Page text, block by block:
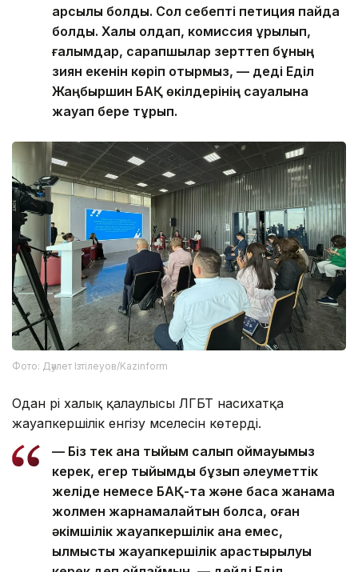
қарсылық болды. Сол себепті петиция пайда
болды. Халық қолдап, комиссия құрылып,
ғалымдар, сарапшылар зерттеп бұның
зиян екенін көріп отырмыз, — деді Еділ
Жаңбыршин БАҚ өкілдерінің сауалына
жауап бере тұрып.
Фото: Дәулет Ізтілеуов/Kazinform
Одан әрі халық қалаулысы ЛГБТ насихатқа
жауапкершілік енгізу мәселесін көтерді.
— Біз тек қана тыйым салып қоймауымыз
керек, егер тыйымды бұзып әлеуметтік
желіде немесе БАҚ-та және басқа жанама
жолмен жарнамалайтын болса, оған
әкімшілік жауапкершілік қана емес,
қылмыстық жауапкершілік қарастырылуы